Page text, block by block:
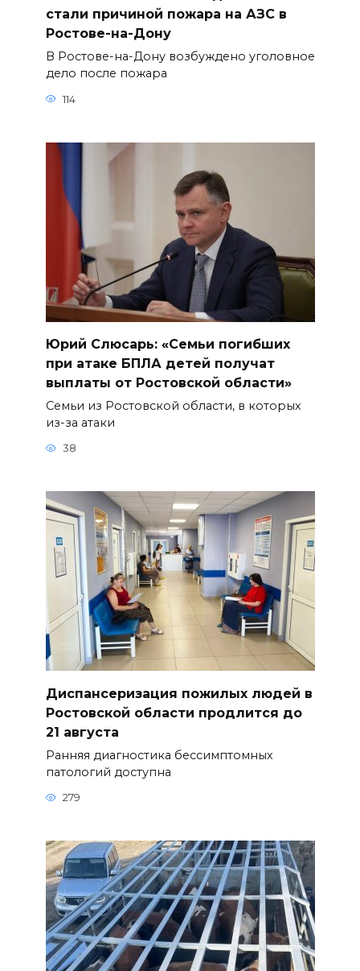
стали причиной пожара на АЗС в
Ростове-на-Дону
В Ростове-на-Дону возбуждено уголовное
дело после пожара
114
Юрий Слюсарь: «Семьи погибших
при атаке БПЛА детей получат
выплаты от Ростовской области»
Семьи из Ростовской области, в которых
из-за атаки
38
Диспансеризация пожилых людей в
Ростовской области продлится до
21 августа
Ранняя диагностика бессимптомных
патологий доступна
279